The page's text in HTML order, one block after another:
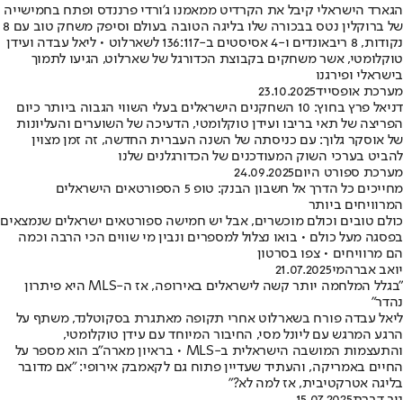
הגארד הישראלי קיבל את הקרדיט ממאמנו ג'ורדי פרננדס ופתח בחמישייה
של ברוקלין נטס בבכורה שלו בליגה הטובה בעולם וסיפק משחק טוב עם 8
נקודות, 8 ריבאונדים ו-4 אסיסטים ב-136:117 לשארלוט • ליאל עבדה ועידן
טוקלומטי, אשר משחקים בקבוצת הכדורגל של שארלוט, הגיעו לתמוך
בישראלי ופירגנו
מערכת אופסייד23.10.2025
דניאל פרץ בחוץ: 10 השחקנים הישראלים בעלי השווי הגבוה ביותר כיום
הפריצה של תאי בריבו ועידן טוקלומטי, הדעיכה של השוערים והעליונות
של אוסקר גלוך: עם כניסתה של השנה העברית החדשה, זה זמן מצוין
להביט בערכי השוק המעודכנים של הכדורגלנים שלנו
מערכת ספורט היום24.09.2025
מחייכים כל הדרך אל חשבון הבנק: טופ 5 הספורטאים הישראלים
המרוויחים ביותר
כולם טובים וכולם מוכשרים, אבל יש חמישה ספורטאים ישראלים שנמצאים
בפסגה מעל כולם • בואו נצלול למספרים ונבין מי שווים הכי הרבה וכמה
הם מרוויחים • צפו בסרטון
יואב אברהמי21.07.2025
"בגלל המלחמה יותר קשה לישראלים באירופה, אז ה-MLS היא פיתרון
נהדר"
ליאל עבדה פורח בשארלוט אחרי תקופה מאתגרת בסקוטלנד, משתף על
הרגע המרגש עם ליונל מסי, החיבור המיוחד עם עידן טוקלומטי,
והתעצמות המושבה הישראלית ב-MLS • בראיון מארה"ב הוא מספר על
החיים באמריקה, והעתיד שעדיין פתוח גם לקאמבק אירופי: "אם מדובר
בליגה אטרקטיבית, אז למה לא?"